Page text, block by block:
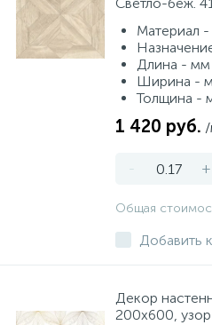
Материал
Длина -
Ширина -
Толщина -
1 420 руб.
- +
Общая
Добавить
Декор
200x600, узор